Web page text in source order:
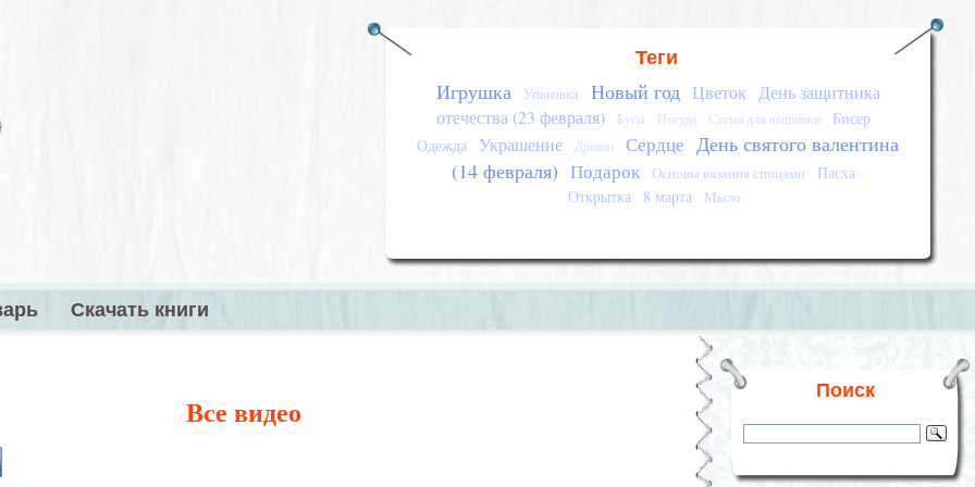
Теги
Игрушка Упаковка Новый год Цветок День защитника
отечества (23 февраля)
Бусы Посуда Схема для вышивки
Бисер
Одежда
Украшение Дракон Сердце День святого валентина
(14 февраля) Подарок Основы вязания спицами
Пасха
Открытка
8 марта Мыло
Скачать книги
Все видео
Поиск